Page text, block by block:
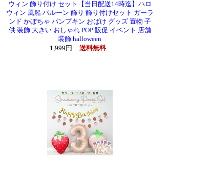
ウィン 飾り付け セット【当日配送14時迄】ハロ
ウィン 風船 バルーン 飾り 飾り付けセット ガーラ
ンド かぼちゃ パンプキン おばけ グッズ 置物 子
供 装飾 大きい おしゃれ POP 販促 イベント 店舗
装飾 halloween
1,999円
送料無料